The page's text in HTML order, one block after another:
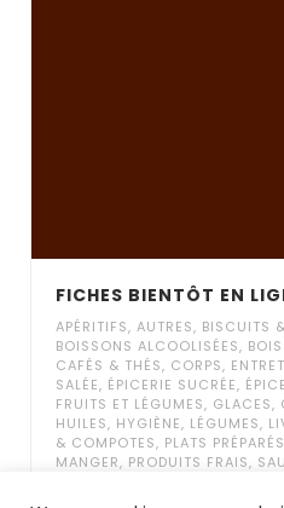
FICHES BIENTÔT EN
APÉRITIFS, AUTRES, BISCUITS
BOISSONS ALCOOLISÉES,
CAFÉS & THÉS, CORPS,
SALÉE, ÉPICERIE SUCRÉE,
FRUITS ET LÉGUMES, GLACES,
HUILES, HYGIÈNE, LÉGUMES,
& COMPOTES, PLATS PRÉPARÉS
MANGER, PRODUITS FRAIS,